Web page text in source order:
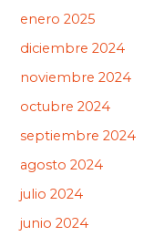
enero 2025
diciembre 2024
noviembre 2024
octubre 2024
septiembre 2024
agosto 2024
julio 2024
junio 2024